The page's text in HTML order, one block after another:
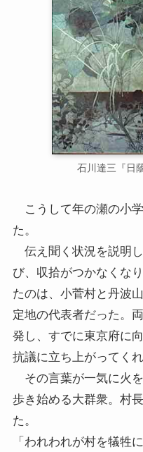
石川達三『日
こうして年の瀬の小
た。
伝え聞く状況を説明
び、収拾がつかなくな
たのは、小菅村と丹波
定地の代表者だった。
発し、すでに東京府に
抗議に立ち上がってく
その言葉が一気に火
歩き始める大群衆。村
た。
「われわれが村を犠牲